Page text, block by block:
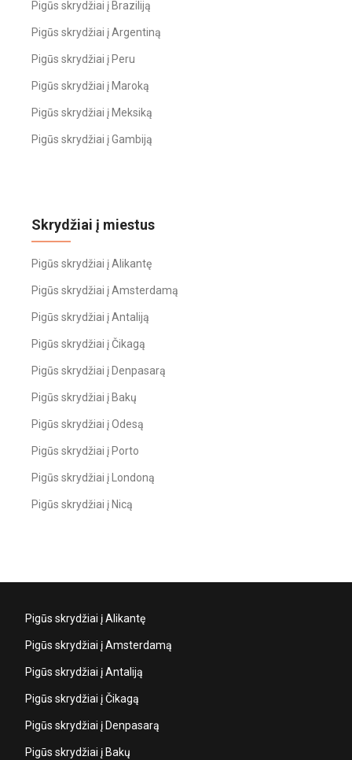
Pigūs skrydžiai į Braziliją
Pigūs skrydžiai į Argentiną
Pigūs skrydžiai į Peru
Pigūs skrydžiai į Maroką
Pigūs skrydžiai į Meksiką
Pigūs skrydžiai į Gambiją
Skrydžiai į miestus
Pigūs skrydžiai į Alikantę
Pigūs skrydžiai į Amsterdamą
Pigūs skrydžiai į Antaliją
Pigūs skrydžiai į Čikagą
Pigūs skrydžiai į Denpasarą
Pigūs skrydžiai į Bakų
Pigūs skrydžiai į Odesą
Pigūs skrydžiai į Porto
Pigūs skrydžiai į Londoną
Pigūs skrydžiai į Nicą
Pigūs skrydžiai į Alikantę
Pigūs skrydžiai į Amsterdamą
Pigūs skrydžiai į Antaliją
Pigūs skrydžiai į Čikagą
Pigūs skrydžiai į Denpasarą
Pigūs skrydžiai į Bakų